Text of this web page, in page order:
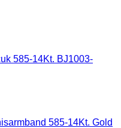
585-14Kt. BJ1003-